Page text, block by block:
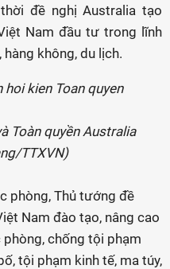
đề nghị Australia tạo
Nam đầu tư trong lĩnh
không, du lịch.
Toàn quyền Australia
TTXVN)
phòng, Thủ tướng đề
Nam đào tạo, nâng cao
chống tội phạm
tội phạm kinh tế, ma túy,